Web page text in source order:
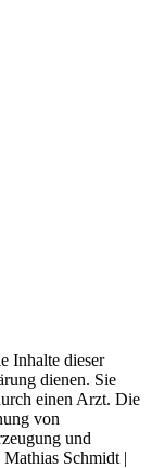
Inhalte dieser
dienen. Sie
einen Arzt. Die
von
und
Schmidt |